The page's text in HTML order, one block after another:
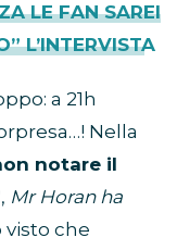
LE FAN SAREI
L’INTERVISTA
a 21h
Nella
notare il
, Mr Horan ha
visto che